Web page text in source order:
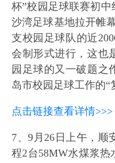
杯”校园足球联赛初
沙湾足球基地拉开帷
支校园足球队的近
会制形式进行，这也
园足球的又一破题之
岛市校园足球工作的“
点击链接查看详情>>>
7、9月26日上午，顺
程2台58MW水煤浆